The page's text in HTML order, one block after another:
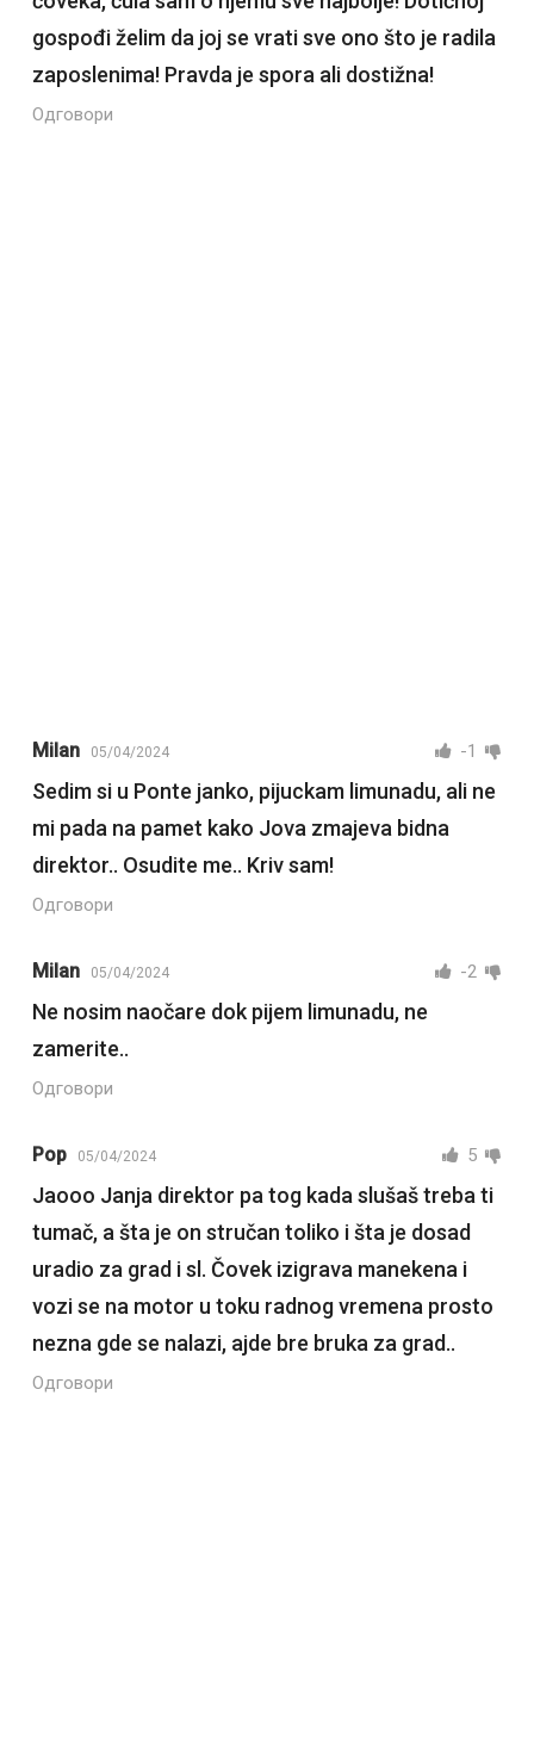
gospođi želim da joj se vrati sve ono što je radila
zaposlenima! Pravda je spora ali dostižna!
Одговори
Milan 05/04/2024 -1
Sedim si u Ponte janko, pijuckam limunadu, ali ne
mi pada na pamet kako Jova zmajeva bidna
direktor.. Osudite me.. Kriv sam!
Одговори
Milan 05/04/2024 -2
Ne nosim naočare dok pijem limunadu, ne
zamerite..
Одговори
Pop 05/04/2024 5
Jaooo Janja direktor pa tog kada slušaš treba ti
tumač, a šta je on stručan toliko i šta je dosad
uradio za grad i sl. Čovek izigrava manekena i
vozi se na motor u toku radnog vremena prosto
nezna gde se nalazi, ajde bre bruka za grad..
Одговори